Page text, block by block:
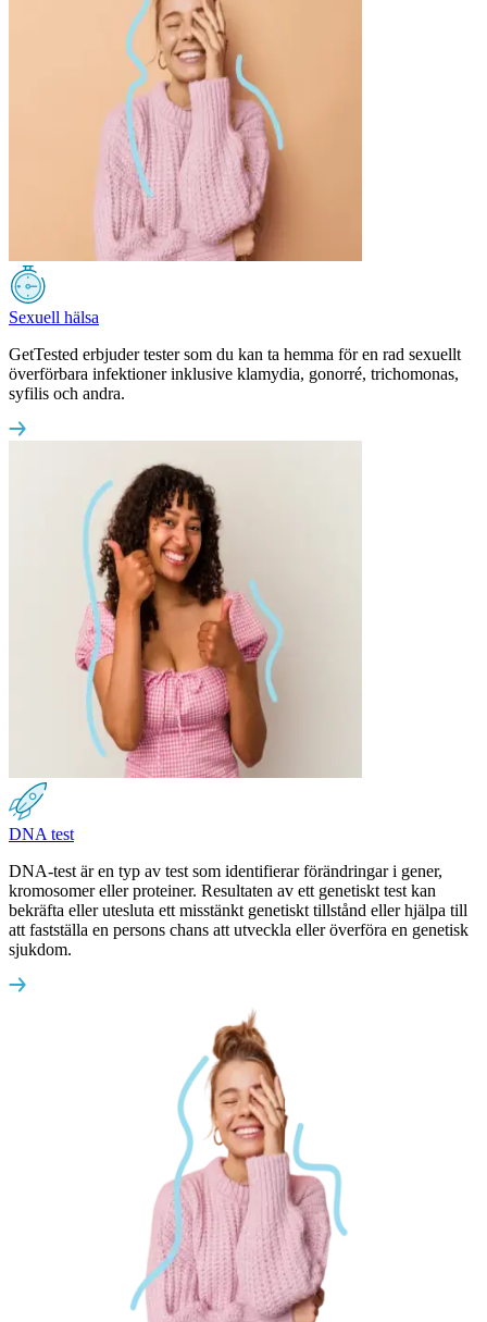
Sexuell hälsa
GetTested erbjuder tester som du kan ta hemma för en rad sexuellt
överförbara infektioner inklusive klamydia, gonorré, trichomonas,
syfilis och andra.
DNA test
DNA-test är en typ av test som identifierar förändringar i gener,
kromosomer eller proteiner. Resultaten av ett genetiskt test kan
bekräfta eller utesluta ett misstänkt genetiskt tillstånd eller hjälpa till
att fastställa en persons chans att utveckla eller överföra en genetisk
sjukdom.